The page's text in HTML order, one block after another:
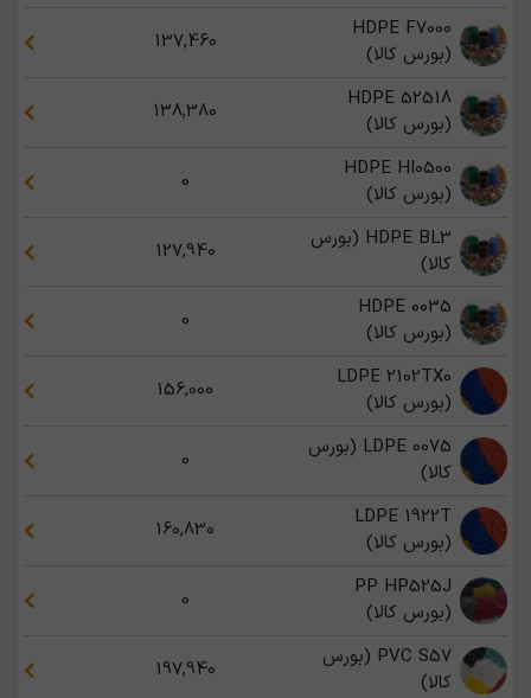
HDPE F7000
(بورس کالا)
137,460
HDPE 52518
(بورس کالا)
138,380
HDPE HI0500
(بورس کالا)
0
HDPE BL3 (بورس
کالا)
127,940
HDPE 0035
(بورس کالا)
0
LDPE 2102TX0
(بورس کالا)
156,000
LDPE 0075 (بورس
کالا)
0
LDPE 1922T
(بورس کالا)
160,830
PP HP525J
(بورس کالا)
0
PVC S57 (بورس
کالا)
197,940